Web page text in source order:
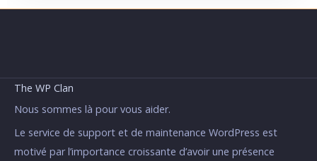
The WP Clan
Nous sommes là pour vous aider.
Le service de support et de maintenance WordPress est
motivé par l’importance croissante d’avoir une présence